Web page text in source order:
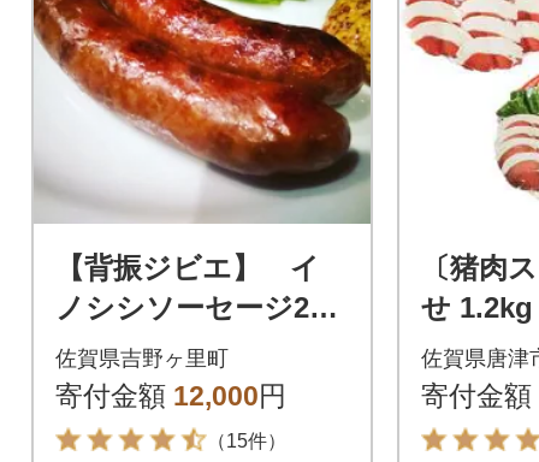
【背振ジビエ】 イ
ノシシソーセージ20
本
佐賀県吉野ヶ里町
寄付金額 12,000円
（15件）
〔猪肉
せ 1.2kg
佐賀県唐津
寄付金額